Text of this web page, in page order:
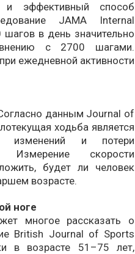
и эффективный способ
JAMA Internal
в день значительно
с 2700 шагами.
ежедневной активности
данным Journal of
ходьба является
изменений и потери
Измерение скорости
будет ли человек
возрасте.
ноге
многое рассказать о
British Journal of Sports
в возрасте 51–75 лет,